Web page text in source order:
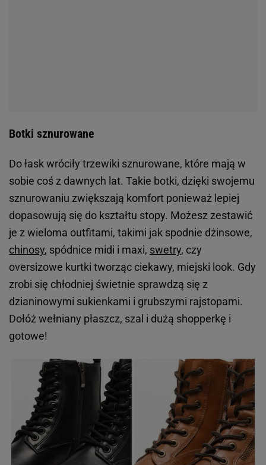
Botki sznurowane
Do łask wróciły trzewiki sznurowane, które mają w
sobie coś z dawnych lat. Takie botki, dzięki swojemu
sznurowaniu zwiększają komfort ponieważ lepiej
dopasowują się do kształtu stopy. Możesz zestawić
je z wieloma outfitami, takimi jak spodnie dżinsowe,
chinosy, spódnice midi i maxi, swetry, czy
oversizowe kurtki tworząc ciekawy, miejski look. Gdy
zrobi się chłodniej świetnie sprawdzą się z
dzianinowymi sukienkami i grubszymi rajstopami.
Dołóż wełniany płaszcz, szal i dużą shopperkę i
gotowe!